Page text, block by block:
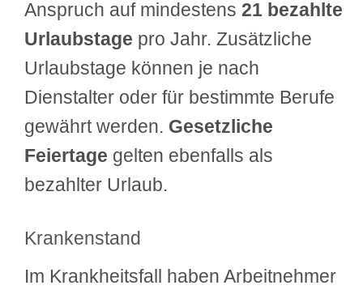
Anspruch auf mindestens 21 bezahlte
Urlaubstage pro Jahr. Zusätzliche
Urlaubstage können je nach
Dienstalter oder für bestimmte Berufe
gewährt werden. Gesetzliche
Feiertage gelten ebenfalls als
bezahlter Urlaub.
Krankenstand
Im Krankheitsfall haben Arbeitnehmer